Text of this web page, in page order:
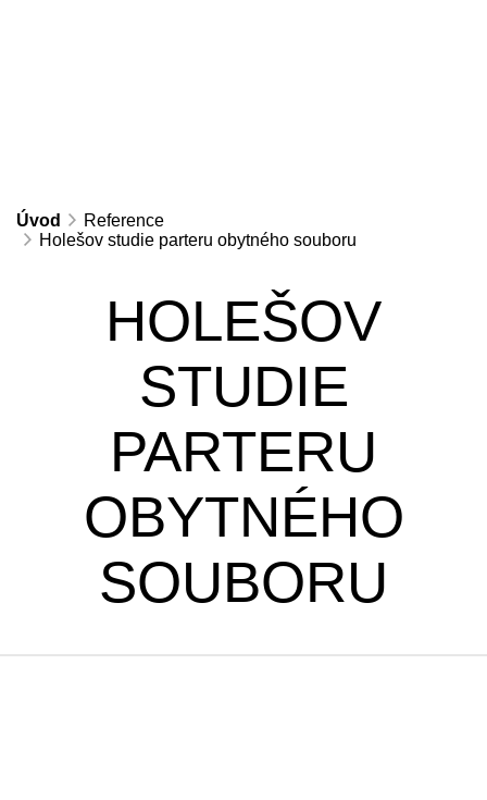
Úvod
Reference
Holešov studie parteru obytného souboru
HOLEŠOV
STUDIE
PARTERU
OBYTNÉHO
SOUBORU